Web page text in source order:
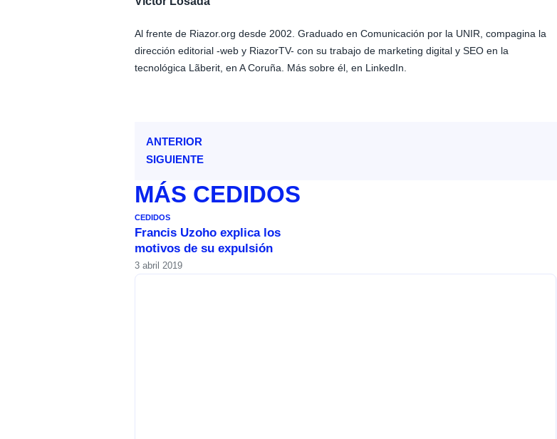
Al frente de Riazor.org desde 2002. Graduado en Comunicación por la UNIR, compagina la
dirección editorial -web y RiazorTV- con su trabajo de marketing digital y SEO en la
tecnológica Lãberit, en A Coruña. Más sobre él, en LinkedIn.
ANTERIOR
SIGUIENTE
MÁS CEDIDOS
CEDIDOS
Francis Uzoho explica los
motivos de su expulsión
3 abril 2019